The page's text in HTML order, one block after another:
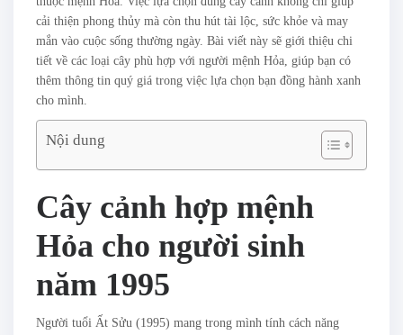
cải thiện phong thủy mà còn thu hút tài lộc, sức khỏe và may
mắn vào cuộc sống thường ngày. Bài viết này sẽ giới thiệu chi
tiết về các loại cây phù hợp với người mệnh Hỏa, giúp bạn có
thêm thông tin quý giá trong việc lựa chọn bạn đồng hành xanh
cho mình.
Nội dung
Cây cảnh hợp mệnh
Hỏa cho người sinh
năm 1995
Người tuổi Ất Sửu (1995) mang trong mình tính cách năng